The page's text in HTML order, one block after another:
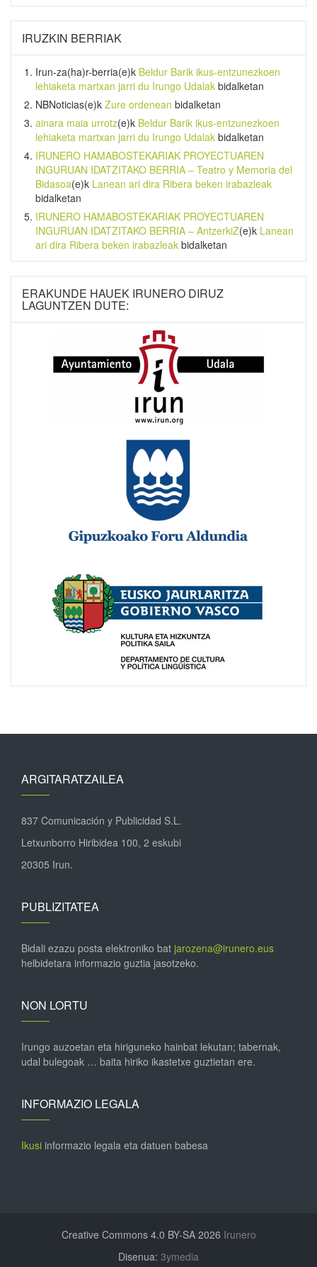
IRUZKIN BERRIAK
Irun-za(ha)r-berria(e)k Beldur Barik ikus-entzunezkoen
lehiaketa martxan jarri du Irungo Udalak bidalketan
NBNoticias(e)k Zure ordenean bidalketan
ainara maia urrotz(e)k Beldur Barik ikus-entzunezkoen
lehiaketa martxan jarri du Irungo Udalak bidalketan
IRUNERO HAMABOSTEKARIAK PROYECTUAREN
INGURUAN IDATZITAKO BERRIA – Teatro y Memoria del
Bidasoa(e)k Lanean ari dira Ribera beken irabazleak
bidalketan
IRUNERO HAMABOSTEKARIAK PROYECTUAREN
INGURUAN IDATZITAKO BERRIA – AntzerkiZ(e)k Lanean
ari dira Ribera beken irabazleak bidalketan
ERAKUNDE HAUEK IRUNERO DIRUZ
LAGUNTZEN DUTE:
ARGITARATZAILEA
837 Comunicación y Publicidad S.L.
Letxunborro Hiribidea 100, 2 eskubi
20305 Irun.
PUBLIZITATEA
Bidali ezazu posta elektroniko bat jarozena@irunero.eus
helbidetara informazio guztia jasotzeko.
NON LORTU
Irungo auzoetan eta hiriguneko hainbat lekutan; tabernak,
udal bulegoak … baita hiriko ikastetxe guztietan ere.
INFORMAZIO LEGALA
Ikusi informazio legala eta datuen babesa
Creative Commons 4.0 BY-SA 2026 Irunero
Disenua: 3ymedia